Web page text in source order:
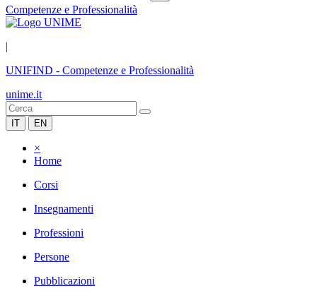
Competenze e Professionalità
|
UNIFIND - Competenze e Professionalità
unime.it
IT EN
×
Home
Corsi
Insegnamenti
Professioni
Persone
Pubblicazioni